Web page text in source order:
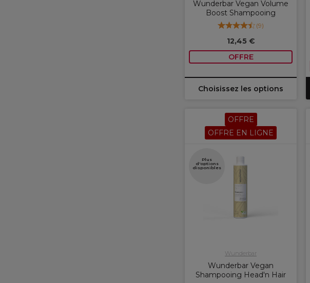
Wunderbar Vegan Volume
Boost Shampooing
(9)
12,45 €
OFFRE
Choisissez les options
OFFRE
OFFRE EN LIGNE
Plus
d'options
disponibles
Wunderbar
Wunderbar Vegan
Shampooing Head'n Hair